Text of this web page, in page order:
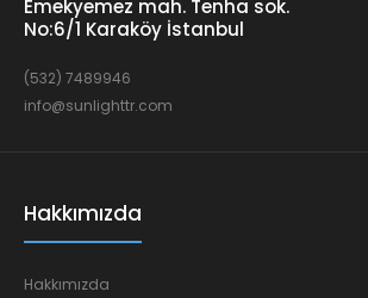
Emekyemez mah. Tenha sok.
No:6/1 Karaköy İstanbul
(532) 7489946
info@sunlighttr.com
Hakkımızda
Hakkımızda